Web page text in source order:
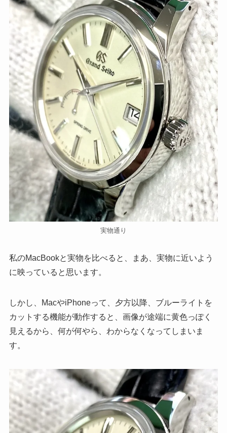
実物通り
私のMacBookと実物を比べると、まあ、実物に近いよう
に映っていると思います。
しかし、MacやiPhoneって、夕方以降、ブルーライトを
カットする機能が動作すると、画像が途端に黄色っぽく
見えるから、何が何やら、わからなくなってしまいま
す。